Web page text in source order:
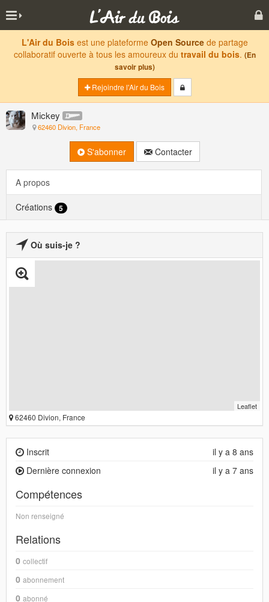
L'Air du Boisest une plateforme Open Sourcede partage
collaboratif ouverte à tous les amoureux du travail du bois. (En
savoir plus)
Rejoindre l'Air du Bois
Mickey
62460 Divion, France
S'abonner Contacter
A propos
Créations 5
Où suis-je ?
Leaflet
62460 Divion, France
il y a 8 ans
Inscrit
il y a 7 ans
Dernière connexion
Compétences
Non renseigné
Relations
0 collectif
0 abonnement
0 abonné